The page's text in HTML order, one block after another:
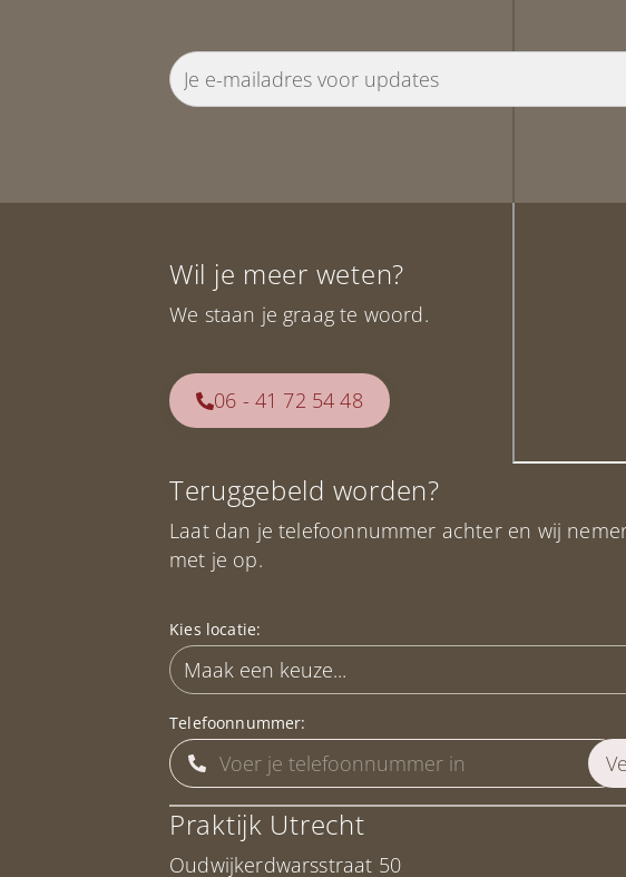
Wil je meer weten?
We staan je graag te woord.
06 - 41 72 54 48
Teruggebeld worden?
Laat dan je telefoonnummer achter en wij
met je op.
Kies locatie:
Telefoonnummer:
Praktijk Utrecht
Oudwijkerdwarsstraat 50